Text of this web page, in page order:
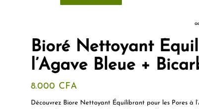
Bioré Nettoyant
l’Agave Bleue +
8.000 CFA
Découvrez Biore Nettoyant Équilibrant pour les Pores à